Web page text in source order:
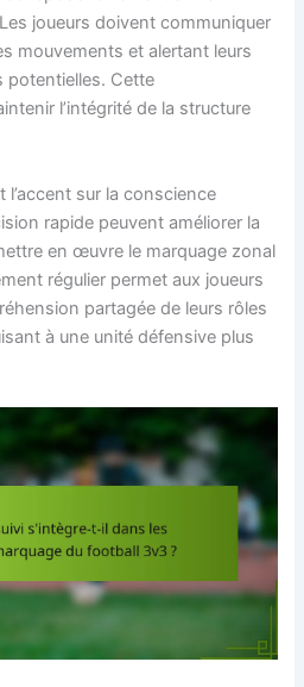
joueurs doivent communiquer
mouvements et alertant leurs
potentielles. Cette
l’intégrité de la structure
sur la conscience
rapide peuvent améliorer la
en œuvre le marquage zonal
régulier permet aux joueurs
partagée de leurs rôles
à une unité défensive plus